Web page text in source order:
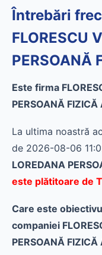
Întrebări
FLORESCU
PERSOANĂ
Este firma
PERSOANĂ
La ultima noastră
de 2026-08-06
LOREDANA
este plătitoare de
Care este
companiei
PERSOANĂ